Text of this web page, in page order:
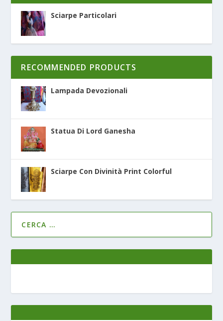
Sciarpe Particolari
RECOMMENDED PRODUCTS
Lampada Devozionali
Statua Di Lord Ganesha
Sciarpe Con Divinità Print Colorful